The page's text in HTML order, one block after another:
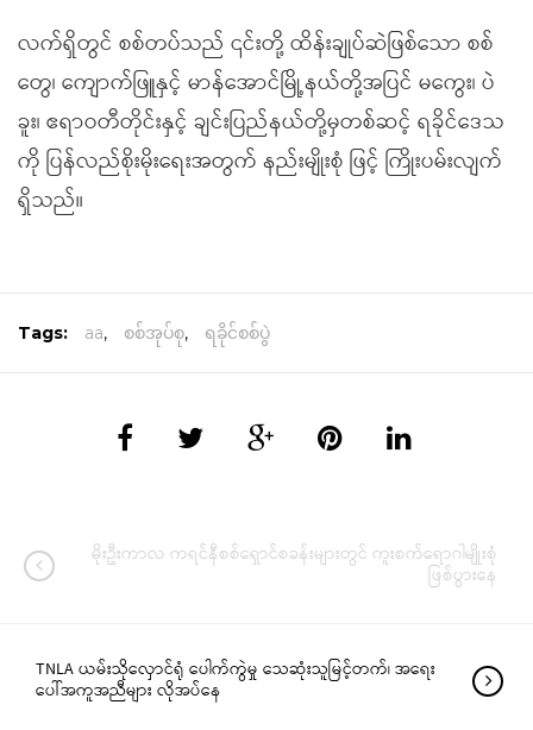
လက်ရှိတွင် စစ်တပ်သည် ၎င်းတို့ ထိန်းချုပ်ဆဲဖြစ်သော စစ်
တွေ၊ ကျောက်ဖြူနှင့် မာန်အောင်မြို့နယ်တို့အပြင် မကွေး၊ ပဲ
ခူး၊ ဧရာဝတီတိုင်းနှင့် ချင်းပြည်နယ်တို့မှတစ်ဆင့် ရခိုင်ဒေသ
ကို ပြန်လည်စိုးမိုးရေးအတွက် နည်းမျိုးစုံ ဖြင့် ကြိုးပမ်းလျက်
ရှိသည်။
Tags: aa, စစ်အုပ်စု, ရခိုင်စစ်ပွဲ
မိုးဦးကာလ ကရင်နီစစ်ရှောင်စခန်းများတွင် ကူးစက်ရောဂါမျိုးစုံ
ဖြစ်ပွားနေ
TNLA ယမ်းသိုလှောင်ရုံ ပေါက်ကွဲမှု သေဆုံးသူမြင့်တက်၊ အရေး
ပေါ်အကူအညီများ လိုအပ်နေ